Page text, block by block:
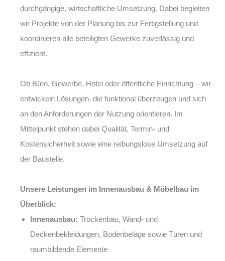
durchgängige, wirtschaftliche Umsetzung. Dabei begleiten
wir Projekte von der Planung bis zur Fertigstellung und
koordinieren alle beteiligten Gewerke zuverlässig und
effizient.
Ob Büro, Gewerbe, Hotel oder öffentliche Einrichtung – wir
entwickeln Lösungen, die funktional überzeugen und sich
an den Anforderungen der Nutzung orientieren. Im
Mittelpunkt stehen dabei Qualität, Termin- und
Kostensicherheit sowie eine reibungslose Umsetzung auf
der Baustelle.
Unsere Leistungen im Innenausbau & Möbelbau im
Überblick:
Innenausbau: Trockenbau, Wand- und
Deckenbekleidungen, Bodenbeläge sowie Türen und
raumbildende Elemente